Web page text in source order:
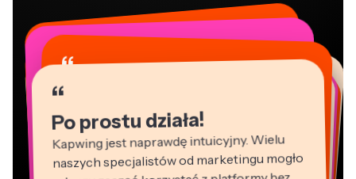
“
Po prostu działa!
Kapwing jest naprawdę intuicyjny. Wielu
naszych specjalistów od marketingu mogło
“
“
““
“
“
“